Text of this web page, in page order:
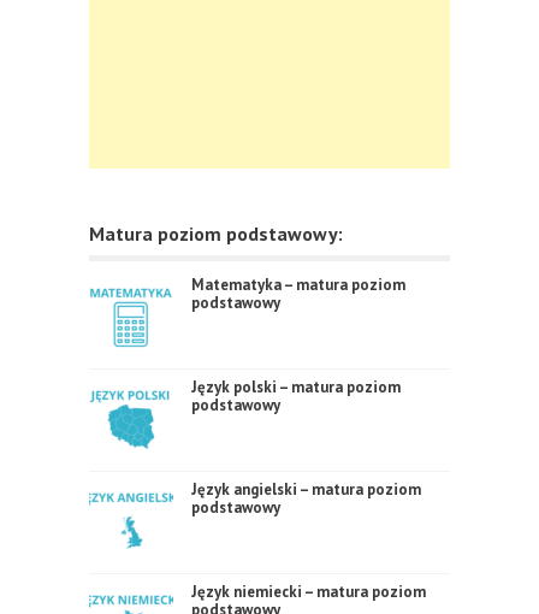
Matura poziom podstawowy:
Matematyka – matura poziom
podstawowy
Język polski – matura poziom
podstawowy
Język angielski – matura poziom
podstawowy
Język niemiecki – matura poziom
podstawowy